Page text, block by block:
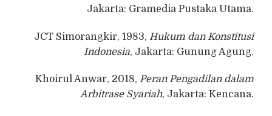
Jakarta: Gramedia Pustaka Utama.
JCT Simorangkir, 1983, Hukum dan Konstitusi
Indonesia, Jakarta: Gunung Agung.
Khoirul Anwar, 2018, Peran Pengadilan dalam
Arbitrase Syariah, Jakarta: Kencana.